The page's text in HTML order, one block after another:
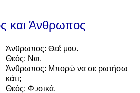
και Άνθρωπος
Άνθρωπος: Θεέ μου.
Θεός: Ναι.
Άνθρωπος: Μπορώ να σε ρωτήσω
κάτι;
Θεός: Φυσικά.